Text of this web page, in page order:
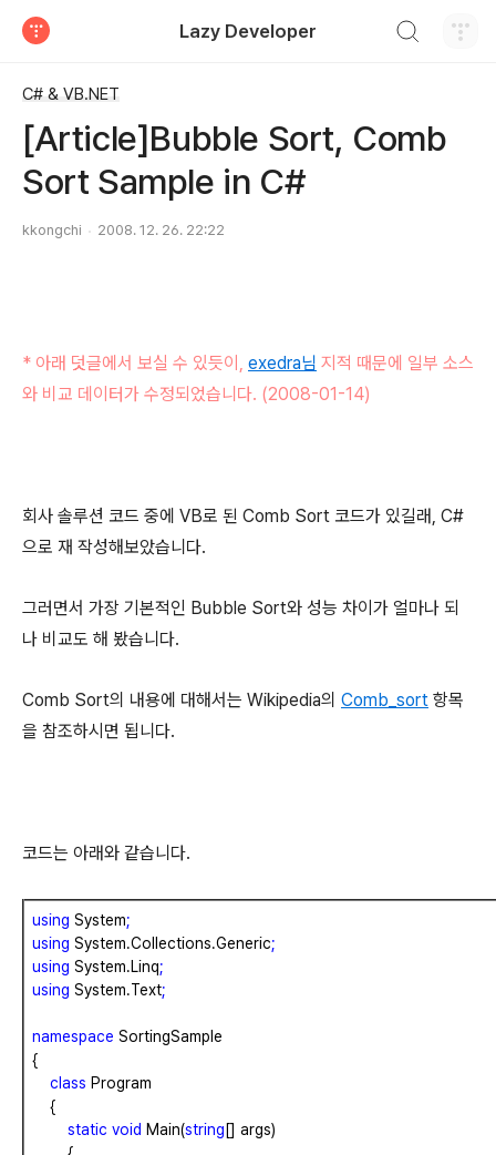
Lazy Developer
C# & VB.NET
[Article]Bubble Sort, Comb
Sort Sample in C#
kkongchi 2008. 12. 26. 22:22
* 아래 덧글에서 보실 수 있듯이, exedra님 지적 때문에 일부 소스
와 비교 데이터가 수정되었습니다. (2008-01-14)
회사 솔루션 코드 중에 VB로 된 Comb Sort 코드가 있길래, C#
으로 재 작성해보았습니다.
그러면서 가장 기본적인 Bubble Sort와 성능 차이가 얼마나 되
나 비교도 해 봤습니다.
Comb Sort의 내용에 대해서는 Wikipedia의 Comb_sort 항목
을 참조하시면 됩니다.
코드는 아래와 같습니다.
using System;
using System.Collections.Generic;
using System.Linq;
using System.Text;
namespace SortingSample
{
class Program
{
static void Main(string [] args)